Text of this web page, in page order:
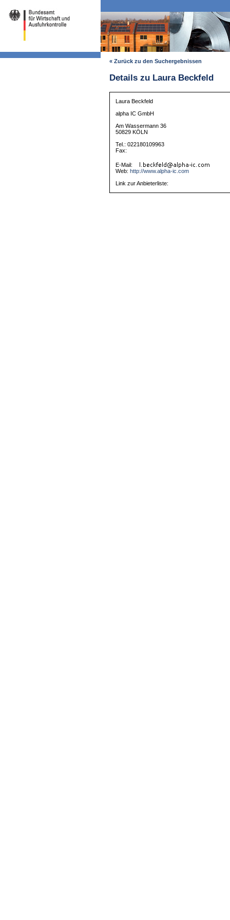
« Zurück zu den Suchergebnissen
Details zu Laura Beckfeld
Laura Beckfeld
alpha IC GmbH
Am Wassermann 36
50829 KÖLN
Tel.: 022180109963
Fax:
E-Mail:
Web: http://www.alpha-ic.com
Link zur Anbieterliste: